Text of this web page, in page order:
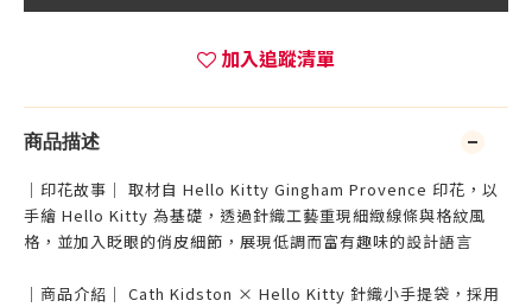
加入追蹤清單
商品描述
｜印花故事｜ 取材自 Hello Kitty Gingham Provence 印花，以
手繪 Hello Kitty 為基礎，透過針織工藝重現細緻線條與格紋風
格，並加入眨眼的俏皮細節，展現低調而富有趣味的設計語言
｜商品介紹｜ Cath Kidston × Hello Kitty 針織小手提袋，採用